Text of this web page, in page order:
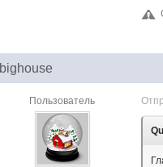
bighouse
Пользователь